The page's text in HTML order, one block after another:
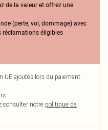
de la valeur et offrez une
(perte, vol, dommage) avec
réclamations éligibles
UE ajoutés lors du paiement.
consulter notre politique de